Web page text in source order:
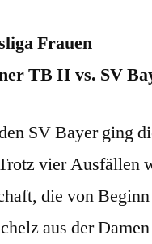
Frauen
TB II vs. SV
SV Bayer ging
vier Ausfällen
die von
aus der